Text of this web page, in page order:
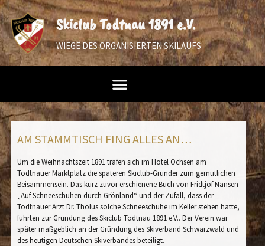
Skiclub Todtnau 1891 e.V.
WIEGE DES ORGANISIERTEN SKILAUFS
AM STAMMTISCH FING ALLES AN…
Um die Weihnachtszeit 1891 trafen sich im Hotel Ochsen am
Todtnauer Marktplatz die späteren Skiclub-Gründer zum gemütlichen
Beisammensein. Das kurz zuvor erschienene Buch von FridtjofNansen
„Auf Schneeschuhen durch Grönland“ und der Zufall, dass der
Todtnauer Arzt Dr. Tholus solche Schneeschuhe im Keller stehen hatte,
führten zur Gründung des Skiclub Todtnau 1891 e.V.. Der Verein war
später maßgeblich an der Gründung des Skiverband Schwarzwald und
des heutigen Deutschen Skiverbandes beteiligt.